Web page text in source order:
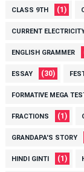
CLASS 9TH (1)
CURRENT
ENGLISH GRAMMER
ESSAY (30)
FORMATIVE MEGA
FRACTIONS (1)
GRANDAPA'S STORY
HINDI GINTI (1)